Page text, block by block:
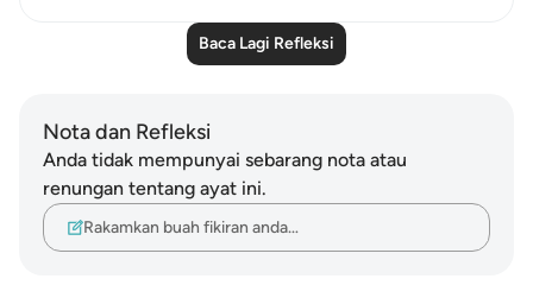
Baca Lagi Refleksi
Nota dan Refleksi
Anda tidak mempunyai sebarang nota atau
renungan tentang ayat ini.
Rakamkan buah fikiran anda…